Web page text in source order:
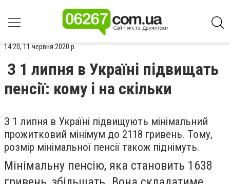
14:20, 11 червня 2020 р.
З 1 липня в Україні підвищать
пенсії: кому і на скільки
З 1 липня в Україні підвищують мінімальний
прожитковий мінімум до 2118 гривень. Тому,
розмір мінімальної пенсії також піднімуть.
Мінімальну пенсію, яка становить 1638